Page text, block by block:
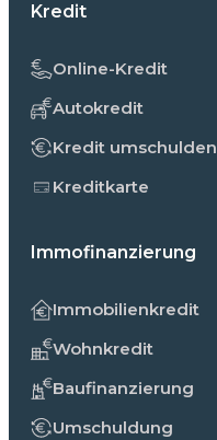
Kredit
Online-Kredit
Autokredit
Kredit umschulden
Kreditkarte
Immofinanzierung
Immobilienkredit
Wohnkredit
Baufinanzierung
Umschuldung